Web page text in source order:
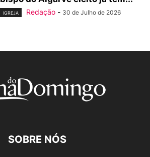
IGREJA Redação - 30 de Julho de 2026
SOBRE NÓS